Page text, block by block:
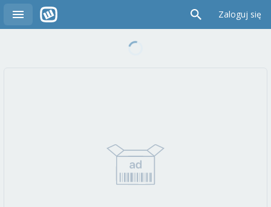
Zaloguj się